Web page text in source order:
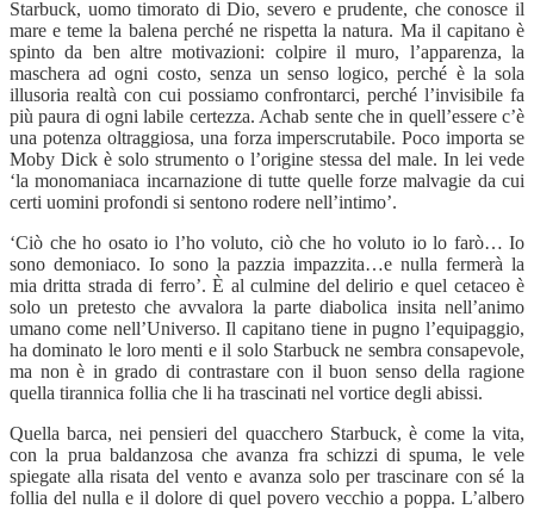
Starbuck, uomo timorato di Dio, severo e prudente, che conosce il
mare e teme la balena perché ne rispetta la natura. Ma il capitano è
spinto da ben altre motivazioni: colpire il muro, l’apparenza, la
maschera ad ogni costo, senza un senso logico, perché è la sola
illusoria realtà con cui possiamo confrontarci, perché l’invisibile fa
più paura di ogni labile certezza. Achab sente che in quell’essere c’è
una potenza oltraggiosa, una forza imperscrutabile. Poco importa se
Moby Dick è solo strumento o l’origine stessa del male. In lei vede
‘la monomaniaca incarnazione di tutte quelle forze malvagie da cui
certi uomini profondi si sentono rodere nell’intimo’.
‘Ciò che ho osato io l’ho voluto, ciò che ho voluto io lo farò… Io
sono demoniaco. Io sono la pazzia impazzita…e nulla fermerà la
mia dritta strada di ferro’. È al culmine del delirio e quel cetaceo è
solo un pretesto che avvalora la parte diabolica insita nell’animo
umano come nell’Universo. Il capitano tiene in pugno l’equipaggio,
ha dominato le loro menti e il solo Starbuck ne sembra consapevole,
ma non è in grado di contrastare con il buon senso della ragione
quella tirannica follia che li ha trascinati nel vortice degli abissi.
Quella barca, nei pensieri del quacchero Starbuck, è come la vita,
con la prua baldanzosa che avanza fra schizzi di spuma, le vele
spiegate alla risata del vento e avanza solo per trascinare con sé la
follia del nulla e il dolore di quel povero vecchio a poppa. L’albero